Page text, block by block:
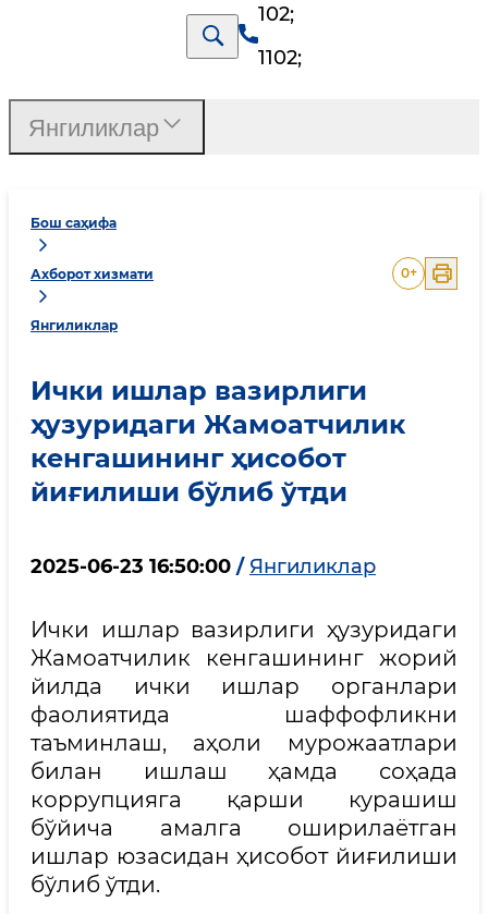
102;
1102;
Бош саҳифа
Ахборот хизмати
Янгиликлар
0+
Ички ишлар вазирлиги
ҳузуридаги Жамоатчилик
кенгашининг ҳисобот
йиғилиши бўлиб ўтди
2025-06-23 16:50:00 / Янгиликлар
Ички ишлар вазирлиги ҳузуридаги
Жамоатчилик кенгашининг жорий
йилда ички ишлар органлари
фаолиятида шаффофликни
таъминлаш, аҳоли мурожаатлари
билан ишлаш ҳамда соҳада
коррупцияга қарши курашиш
бўйича амалга оширилаётган
ишлар юзасидан ҳисобот йиғилиши
бўлиб ўтди.
Янгиликлар